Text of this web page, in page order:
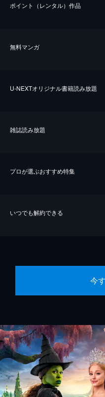
ポイント（レンタル）作品
無料マンガ
U-NEXTオリジナル書籍読み放題
雑誌読み放題
プロが選ぶおすすめ特集
いつでも解約できる
今